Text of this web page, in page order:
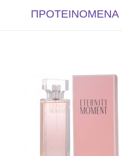
ΠΡΟΤΕΙΝΌΜΕΝΑ